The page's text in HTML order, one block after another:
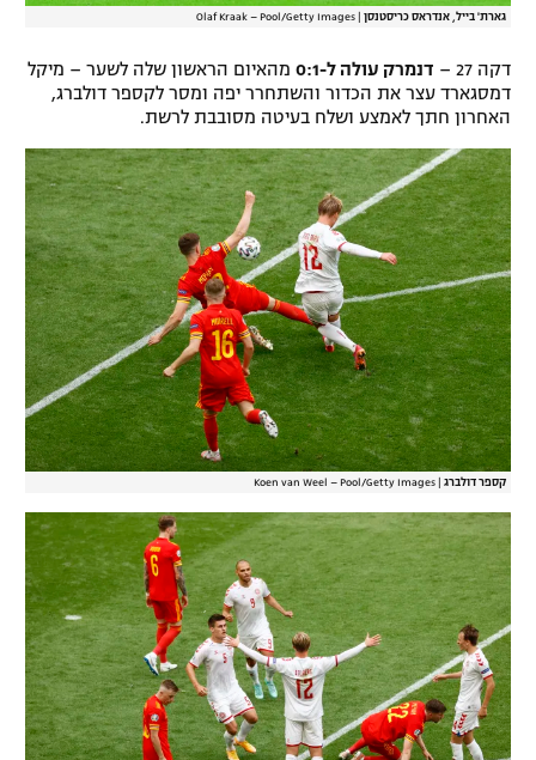
גארת' בייל, אנדראס כריסטנסן Olaf Kraak – Pool/Getty Images
דקה 27 – דנמרק עולה ל-0:1
מהאיום הראשון שלה לשער – מיקל
דמסגארד עצר את הכדור והשתחרר יפה ומסר לקספר דולברג,
האחרון חתך לאמצע ושלח בעיטה מסובבת לרשת.
קספר דולברג Koen van Weel – Pool/Getty Images